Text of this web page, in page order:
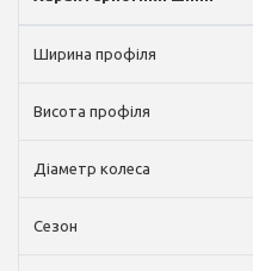
Ширина профіля
Висота профіля
Діаметр колеса
Сезон